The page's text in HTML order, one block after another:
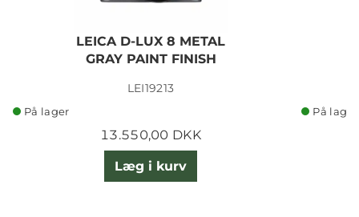
LEICA D-LUX 8 METAL
GRAY PAINT FINISH
LEI19213
På lager
13.550,00 DKK
Læg i kurv
På lager